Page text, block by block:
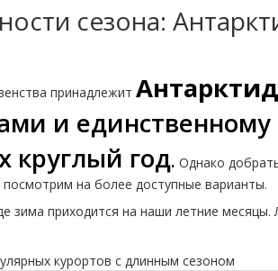
сезона:
принадлежит
и единственному
круглый год. Однако
на более доступные варианты.
приходится на наши летние месяцы.
курортов с длинным сезоном